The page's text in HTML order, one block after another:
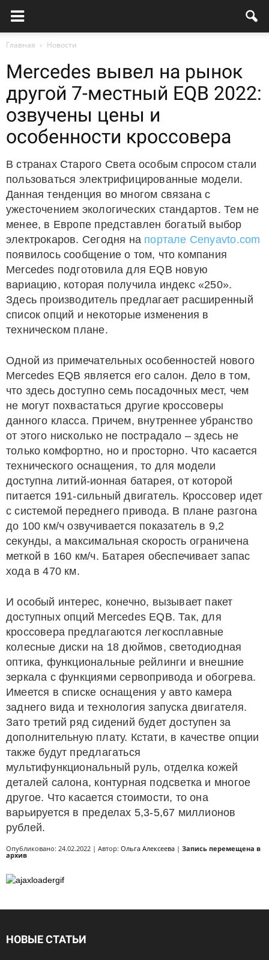
Главная Новости
Mercedes вывел на рынок
другой 7-местный EQB 2022:
озвучены цены и
особенности кроссовера
В странах Старого Света особым спросом стали
пользоваться электрифицированные модели.
Данная тенденция во многом связана с
ужесточением экологических стандартов. Тем не
менее, в Европе представлен богатый выбор
электрокаров. Сегодня на портале Cenyavto.com
появилось сообщение о том, что компания
Mercedes подготовила для EQB новую
вариацию, которая получила индекс «250».
Здесь производитель предлагает расширенный
список опций и некоторые изменения в
техническом плане.
Одной из примечательных особенностей нового
Mercedes EQB является его салон. Дело в том,
что здесь доступно семь посадочных мест, чем
не могут похвастаться другие кроссоверы
данного класса. Причем, внутреннее убранство
от этого нисколько не пострадало – здесь не
только комфортно, но и просторно. Что касается
технического оснащения, то для модели
доступна литий-ионная батарея, от которой
питается 191-сильный двигатель. Кроссовер идет
с системой переднего привода. В плане разгона
до 100 км/ч озвучивается показатель в 9,2
секунды, а максимальная скорость ограничена
меткой в 160 км/ч. Батарея обеспечивает запас
хода в 470 км.
И особый интерес, конечно, вызывает пакет
доступных опций Mercedes EQB. Так, для
кроссовера предлагаются легкосплавные
колесные диски на 18 дюймов, светодиодная
оптика, функциональные рейлинги и внешние
зеркала с функциями сервопривода и обогрева.
Имеется в списке оснащения у авто камера
заднего вида и технология запуска двигателя.
Зато третий ряд сидений будет доступен за
дополнительную плату. Кстати, в качестве опции
также будут предлагаться
мультифункциональный руль, отделка кожей
деталей салона, контурная подсветка и многое
другое. Что касается стоимости, то она
варьируется в пределах 5,3-5,67 миллионов
рублей.
Опубликовано: 24.02.2022 | Автор: Ольга Алексеева | Запись перемещена в
архив
НОВЫЕ СТАТЬИ